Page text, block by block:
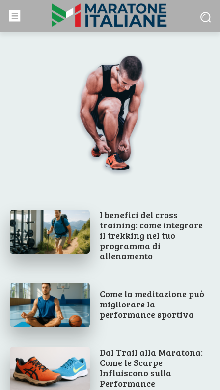
I benefici del cross
training: come integrare
il trekking nel tuo
programma di
allenamento
Come la meditazione può
migliorare la
performance sportiva
Dal Trail alla Maratona:
Come le Scarpe
Influiscono sulla
Performance